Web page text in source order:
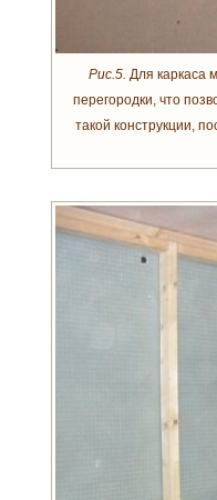
Рис.5. Для каркаса
перегородки, что
такой конструкции,